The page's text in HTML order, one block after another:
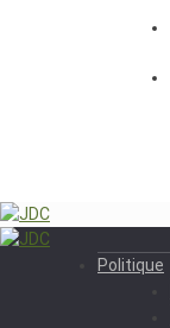
Politique